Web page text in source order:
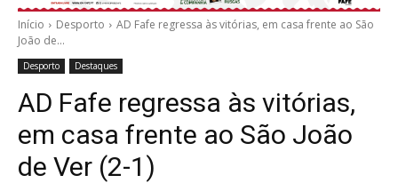
Início Desporto
AD Fafe regressa às vitórias, em casa frente ao São
João de...
Desporto Destaques
AD Fafe regressa às vitórias,
em casa frente ao São João
de Ver (2-1)